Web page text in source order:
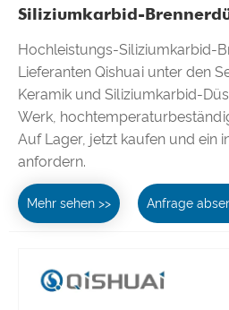
Siliziumkarbid-
Hochleistungs-Siliziumkarbid-
Lieferanten Qishuai unter den
Keramik und Siliziumkarbid-
Werk,
Auf Lager, jetzt kaufen und ein
anfordern.
Mehr sehen >> Anfrage